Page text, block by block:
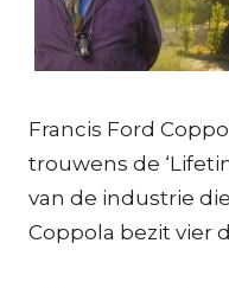
Francis Ford
trouwens de
van de industrie
Coppola bezit vier